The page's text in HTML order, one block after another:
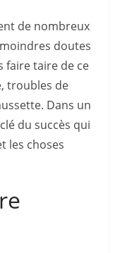
de nombreux
doutes
faire taire de ce
troubles de
Dans un
du succès qui
les choses